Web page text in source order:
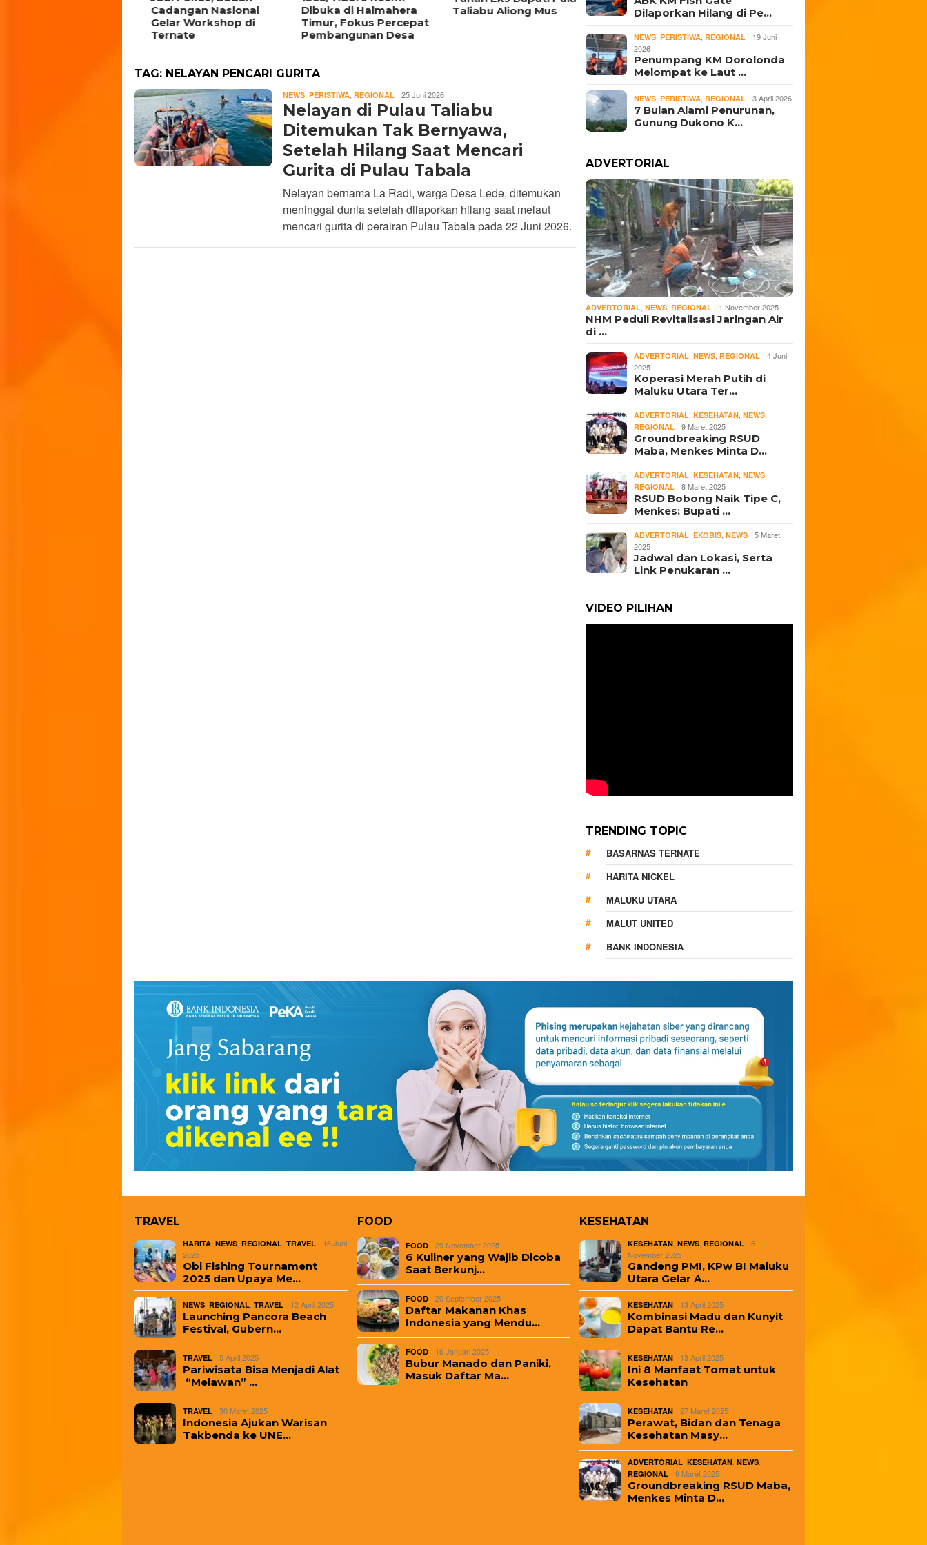
Cadangan Nasional
Gelar Workshop di
Ternate
Dibuka di Halmahera
Timur, Fokus Percepat
Pembangunan Desa
Taliabu Aliong Mus
Timur, Salurkan Rp16,5
Bertumbuh di Jawa
TAG: NELAYAN PENCARI GURITA
NEWS PERISTIWA REGIONAL REDAKSI
25 Juni 2026
Nelayan di Pulau Taliabu
Ditemukan Tak Bernyawa,
Setelah Hilang Saat Mencari
Gurita di Pulau Tabala
Nelayan bernama La Radi, warga Desa Lede, ditemukan
meninggal dunia setelah dilaporkan hilang saat melaut
mencari gurita di perairan Pulau Tabala pada 22 Juni 2026.
Dilaporkan Hilang di Pe…
NEWS ,PERISTIWA ,REGIONAL
19 Juni
2026
Penumpang KM Dorolonda
Melompat ke Laut …
NEWS ,PERISTIWA ,REGIONAL 3 April 2026
7 Bulan Alami Penurunan,
Gunung Dukono K…
ADVERTORIAL
ADVERTORIAL ,NEWS ,REGIONAL 1 November 2025
NHM Peduli Revitalisasi Jaringan Air
di …
ADVERTORIAL ,NEWS ,REGIONAL
4 Juni
2025
Koperasi Merah Putih di
Maluku Utara Ter…
ADVERTORIAL ,KESEHATAN ,NEWS
REGIONAL 9 Maret 2025
Groundbreaking RSUD
Maba, Menkes Minta D…
ADVERTORIAL ,KESEHATAN ,NEWS
REGIONAL 8 Maret 2025
RSUD Bobong Naik Tipe C,
Menkes: Bupati …
ADVERTORIAL ,EKOBIS ,NEWS
5 Maret
2025
Jadwal dan Lokasi, Serta
Link Penukaran …
VIDEO PILIHAN
TRENDING TOPIC
BASARNAS TERNATE
HARITA NICKEL
MALUKU UTARA
MALUT UNITED
BANK INDONESIA
TRAVEL
HARITA, NEWS, REGIONAL, TRAVEL
16 Juni
2025
Obi Fishing Tournament
2025 dan Upaya Me…
NEWS, REGIONAL, TRAVEL 12 April 2025
Launching Pancora Beach
Festival, Gubern…
TRAVEL 5 April 2025
Pariwisata Bisa Menjadi Alat
“Melawan” …
TRAVEL 30 Maret 2025
Indonesia Ajukan Warisan
Takbenda ke UNE…
FOOD
FOOD 29 November 2025
6 Kuliner yang Wajib Dicoba
Saat Berkunj…
FOOD 20 September 2025
Daftar Makanan Khas
Indonesia yang Mendu…
FOOD 16 Januari 2025
Bubur Manado dan Paniki,
Masuk Daftar Ma…
KESEHATAN
KESEHATAN,NEWS,REGIONAL
6
November 2025
Gandeng PMI, KPw BI Maluku
Utara Gelar A…
KESEHATAN 13 April 2025
Kombinasi Madu dan Kunyit
Dapat Bantu Re…
KESEHATAN 13 April 2025
Ini 8 Manfaat Tomat untuk
Kesehatan
KESEHATAN 27 Maret 2025
Perawat, Bidan dan Tenaga
Kesehatan Masy…
ADVERTORIAL,KESEHATAN,NEWS,
REGIONAL 9 Maret 2025
Groundbreaking RSUD Maba,
Menkes Minta D…